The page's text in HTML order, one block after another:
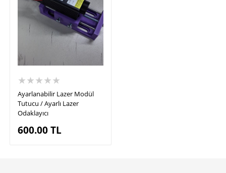
★★★★★
Ayarlanabilir Lazer Modül
Tutucu / Ayarlı Lazer
Odaklayıcı
600.00TL